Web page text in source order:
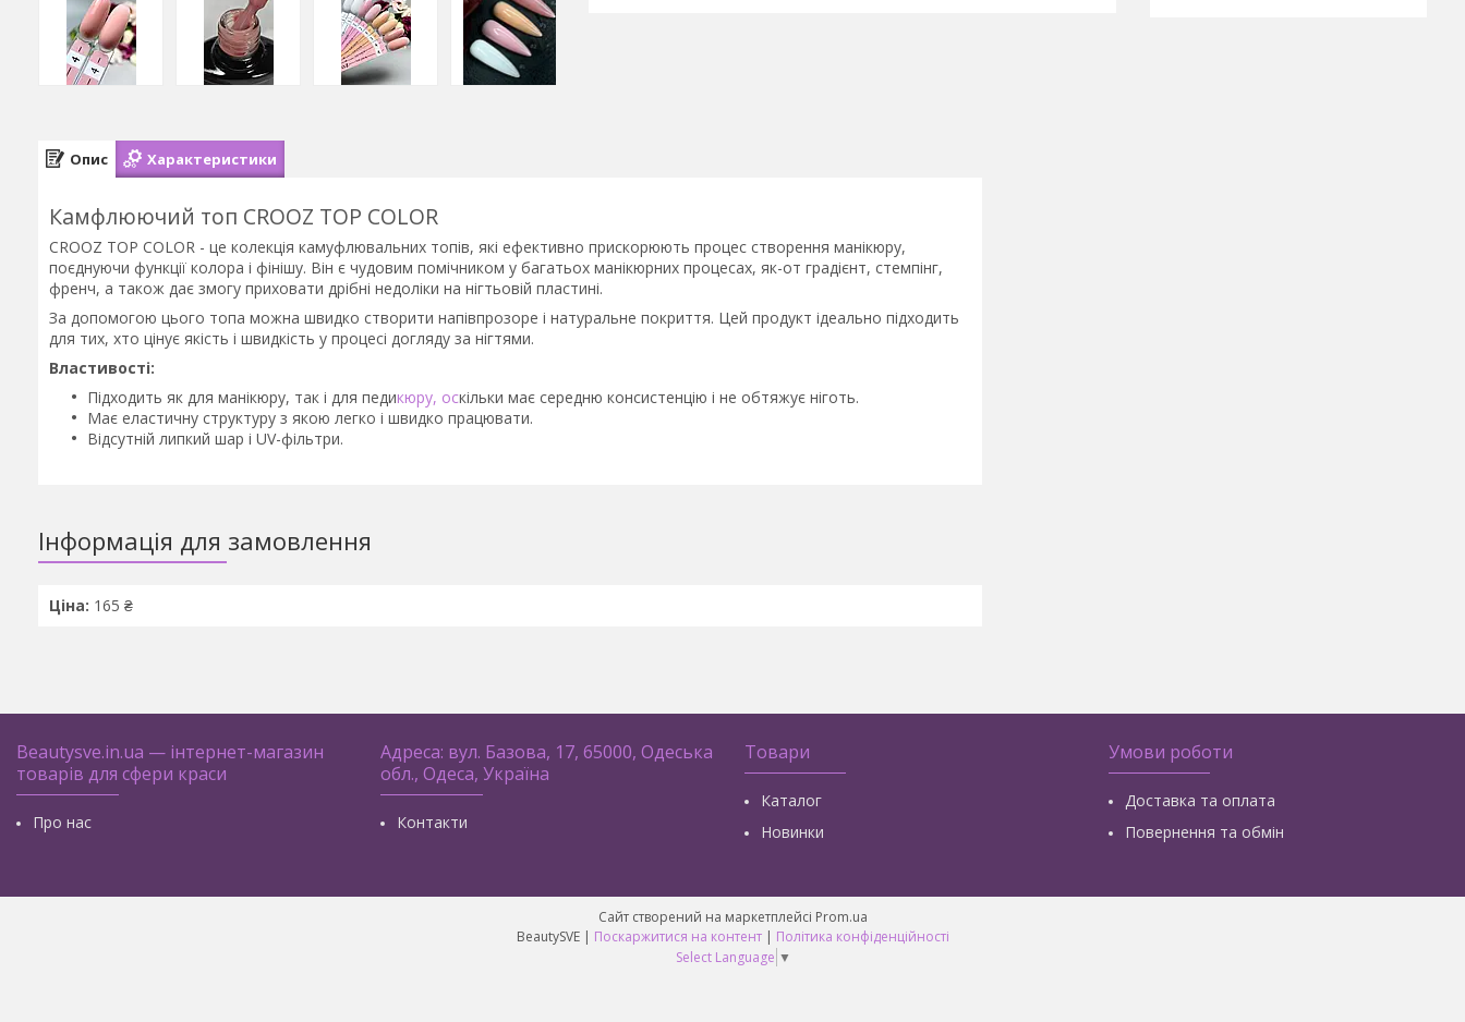
Опис Характеристики
Камфлюючий топ CROOZ TOP COLOR
CROOZ TOP COLOR - це колекція камуфлювальних топів, які ефективно прискорюють процес створення манікюру,
поєднуючи функції колора і фінішу. Він є чудовим помічником у багатьох манікюрних процесах, як-от градієнт, стемпінг,
френч, а також дає змогу приховати дрібні недоліки на нігтьовій пластині.
За допомогою цього топа можна швидко створити напівпрозоре і натуральне покриття. Цей продукт ідеально підходить
для тих, хто цінує якість і швидкість у процесі догляду за нігтями.
Властивості:
Підходить як для манікюру, так і для педикюру, оскільки має середню консистенцію і не обтяжує ніготь.
Має еластичну структуру з якою легко і швидко працювати.
Відсутній липкий шар і UV-фільтри.
Інформація для замовлення
Ціна: 165 ₴
Beautysve.in.ua — інтернет-магазин
товарів для сфери краси
Про нас
Адреса: вул. Базова, 17, 65000, Одеська
обл., Одеса, Україна
Контакти
Товари
Каталог
Новинки
Умови роботи
Доставка та оплата
Повернення та обмін
Сайт створений на маркетплейсі Prom.ua
BeautySVE | Поскаржитися на контент | Політика конфіденційності
Select Language ▼